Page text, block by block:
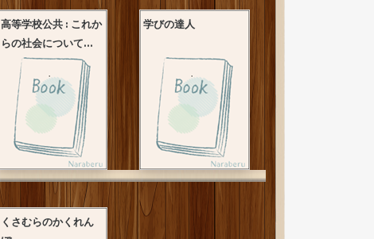
高等学校公共 : これか
らの社会について...
学びの達人
くさむらのかくれん